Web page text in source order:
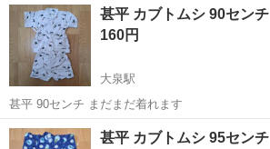
甚平 カブトムシ 90センチ
160円
大泉駅
甚平 90センチ まだまだ着れます
富山 富山市 大泉駅
甚平 カブトムシ 95センチ